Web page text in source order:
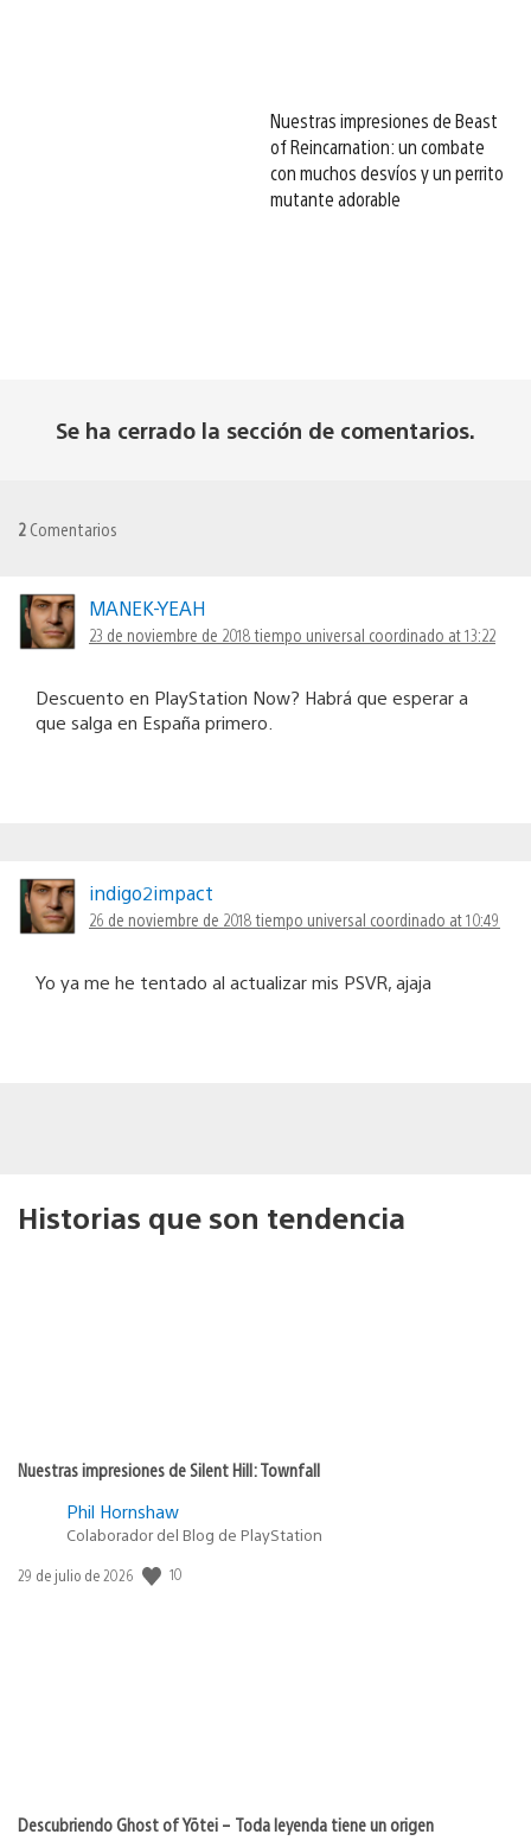
Nuestras impresiones de Beast
of Reincarnation: un combate
con muchos desvíos y un perrito
mutante adorable
Se ha cerrado la sección de comentarios.
2 Comentarios
MANEK-YEAH
23 de noviembre de 2018 tiempo universal coordinado at 13:22
Descuento en PlayStation Now? Habrá que esperar a
que salga en España primero.
indigo2impact
26 de noviembre de 2018 tiempo universal coordinado at 10:49
Yo ya me he tentado al actualizar mis PSVR, ajaja
Historias que son tendencia
Nuestras impresiones de Silent Hill: Townfall
Phil Hornshaw
Colaborador del Blog de PlayStation
Fecha
29 de julio de 2026 10
Descubriendo Ghost of Yōtei – Toda leyenda tiene un origen